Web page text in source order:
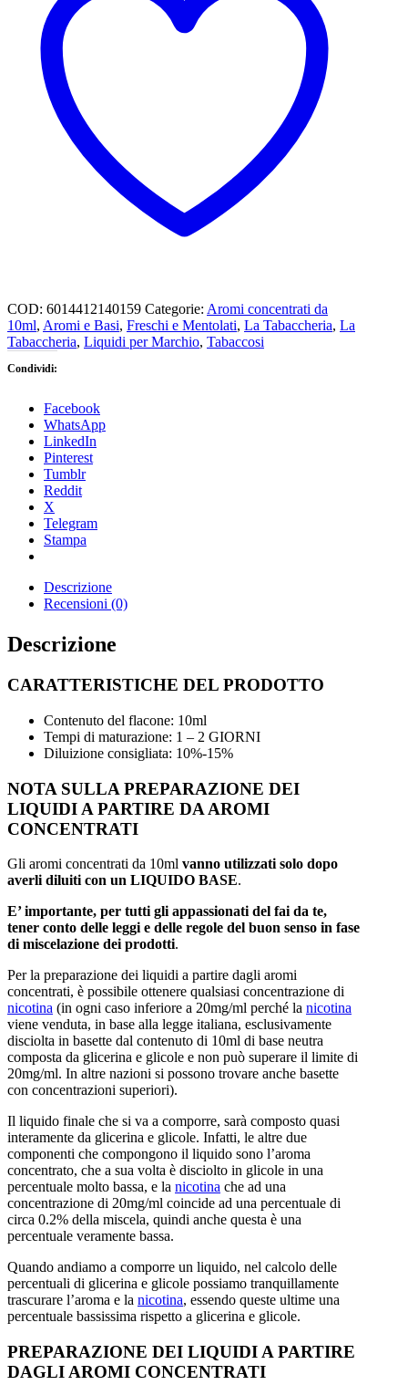
COD: 6014412140159 Categorie: Aromi concentrati da
10ml, Aromi e Basi, Freschi e Mentolati, La Tabaccheria, La
Tabaccheria, Liquidi per Marchio, Tabaccosi
Condividi:
Facebook
WhatsApp
LinkedIn
Pinterest
Tumblr
Reddit
X
Telegram
Stampa
Descrizione
Recensioni (0)
Descrizione
CARATTERISTICHE DEL PRODOTTO
Contenuto del flacone: 10ml
Tempi di maturazione: 1 – 2 GIORNI
Diluizione consigliata: 10%-15%
NOTA SULLA PREPARAZIONE DEI
LIQUIDI A PARTIRE DA AROMI
CONCENTRATI
Gli aromi concentrati da 10ml vanno utilizzati solo dopo
averli diluiti con un LIQUIDO BASE.
E’ importante, per tutti gli appassionati del fai da te,
tener conto delle leggi e delle regole del buon senso in fase
di miscelazione dei prodotti.
Per la preparazione dei liquidi a partire dagli aromi
concentrati, è possibile ottenere qualsiasi concentrazione di
nicotina (in ogni caso inferiore a 20mg/ml perché la nicotina
viene venduta, in base alla legge italiana, esclusivamente
disciolta in basette dal contenuto di 10ml di base neutra
composta da glicerina e glicole e non può superare il limite di
20mg/ml. In altre nazioni si possono trovare anche basette
con concentrazioni superiori).
Il liquido finale che si va a comporre, sarà composto quasi
interamente da glicerina e glicole. Infatti, le altre due
componenti che compongono il liquido sono l’aroma
concentrato, che a sua volta è disciolto in glicole in una
percentuale molto bassa, e la nicotina che ad una
concentrazione di 20mg/ml coincide ad una percentuale di
circa 0.2% della miscela, quindi anche questa è una
percentuale veramente bassa.
Quando andiamo a comporre un liquido, nel calcolo delle
percentuali di glicerina e glicole possiamo tranquillamente
trascurare l’aroma e la nicotina, essendo queste ultime una
percentuale bassissima rispetto a glicerina e glicole.
PREPARAZIONE DEI LIQUIDI A PARTIRE
DAGLI AROMI CONCENTRATI